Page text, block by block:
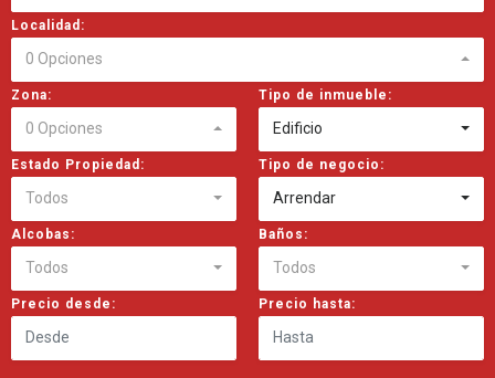
Localidad:
0 Opciones
Zona:
0 Opciones
Tipo de inmueble:
Edificio
Estado Propiedad:
Todos
Tipo de negocio:
Arrendar
Alcobas:
Todos
Baños:
Todos
Precio desde: Precio hasta: